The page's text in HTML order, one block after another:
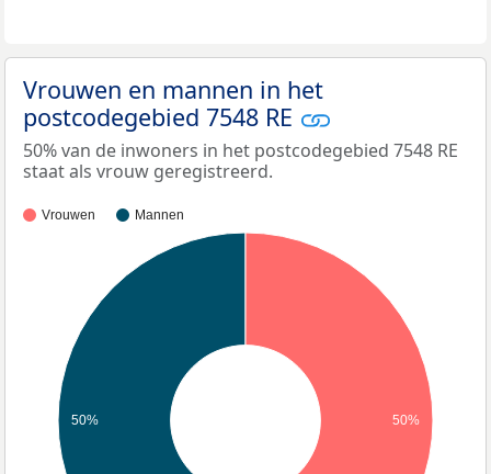
Vrouwen en mannen in het
postcodegebied 7548 RE
50% van de inwoners in het postcodegebied 7548 RE
staat als vrouw geregistreerd.
Vrouwen Mannen
50% 50%